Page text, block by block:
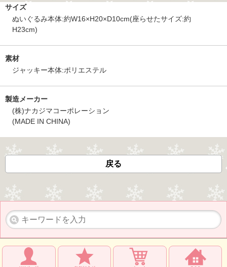
サイズ
ぬいぐるみ本体:約W16×H20×D10cm(座らせたサイズ:約
H23cm)
素材
ジャッキー本体:ポリエステル
製造メーカー
(株)ナカジマコーポレーション
(MADE IN CHINA)
戻る